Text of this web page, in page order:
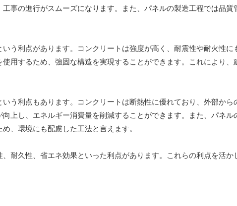
事の進行がスムーズになります。また、パネルの製造工程では品質
う利点があります。コンクリートは強度が高く、耐震性や耐火性に
用するため、強固な構造を実現することができます。これにより、
う利点もあります。コンクリートは断熱性に優れており、外部から
上し、エネルギー消費量を削減することができます。また、パネル
、環境にも配慮した工法と言えます。
耐久性、省エネ効果といった利点があります。これらの利点を活か